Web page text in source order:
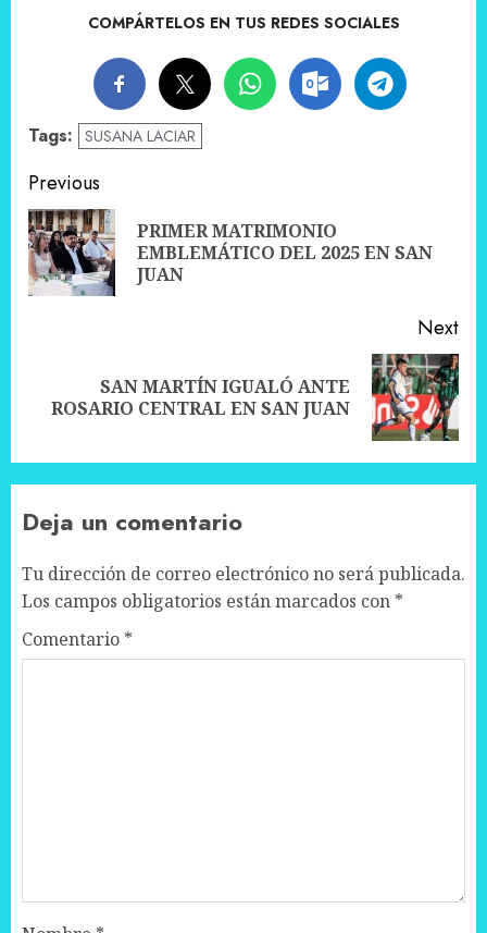
COMPÁRTELOS EN TUS REDES SOCIALES
Tags: SUSANA LACIAR
Post
navigation
Previous
PRIMER MATRIMONIO
EMBLEMÁTICO DEL 2025 EN SAN
JUAN
Next
post:
SAN MARTÍN IGUALÓ ANTE
ROSARIO CENTRAL EN SAN JUAN
Deja un comentario
Tu dirección de correo electrónico no será publicada.
Los campos obligatorios están marcados con *
Comentario *